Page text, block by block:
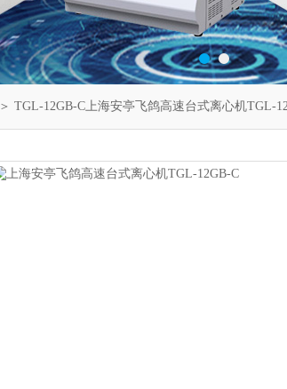
＞ TGL-12GB-C上海安亭飞鸽高速台式离心机TGL-